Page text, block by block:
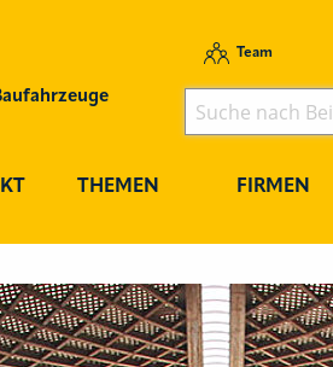
Team
THEMEN FIRMEN